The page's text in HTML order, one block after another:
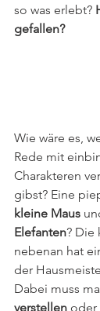
so was erlebt?
gefallen?
Wie wäre es,
Rede mit
Charakteren
gibst? Eine
kleine Maus
Elefanten? Die
nebenan hat
der
Dabei muss
verstellen oder